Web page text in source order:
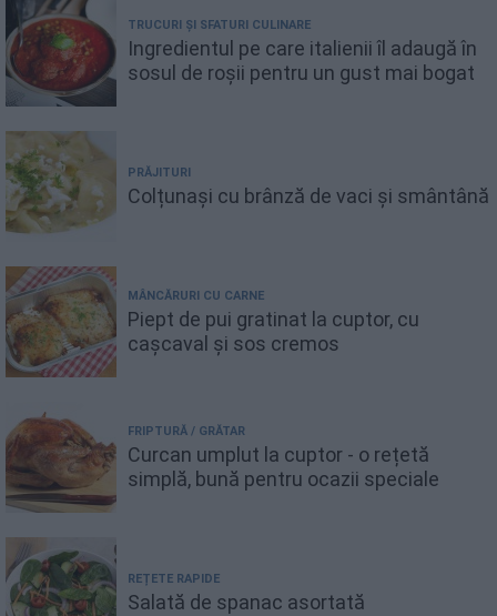
TRUCURI ȘI SFATURI CULINARE
Ingredientul pe care italienii îl adaugă în
sosul de roșii pentru un gust mai bogat
PRĂJITURI
Colțunași cu brânză de vaci și smântână
MÂNCĂRURI CU CARNE
Piept de pui gratinat la cuptor, cu
cașcaval și sos cremos
FRIPTURĂ / GRĂTAR
Curcan umplut la cuptor - o rețetă
simplă, bună pentru ocazii speciale
REȚETE RAPIDE
Salată de spanac asortată